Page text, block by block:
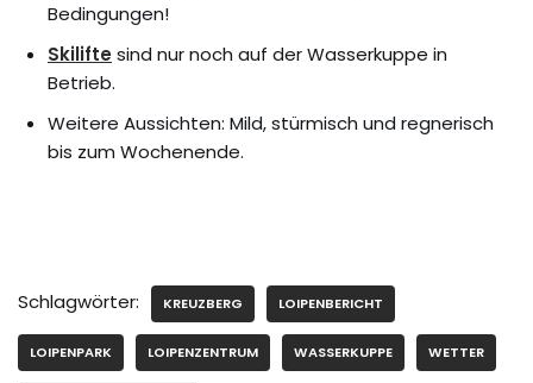
Bedingungen!
Skiliftesind nur noch auf der Wasserkuppe in
Betrieb.
Weitere Aussichten: Mild, stürmisch und regnerisch
bis zum Wochenende.
Schlagwörter: KREUZBERG LOIPENBERICHT
LOIPENPARK LOIPENZENTRUM WASSERKUPPE WETTER